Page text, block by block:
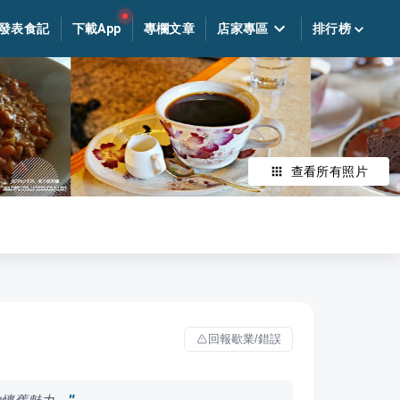
表食記 下載App 專欄文章 店家專區 排行榜
查看所有照片
回報歇業/錯誤